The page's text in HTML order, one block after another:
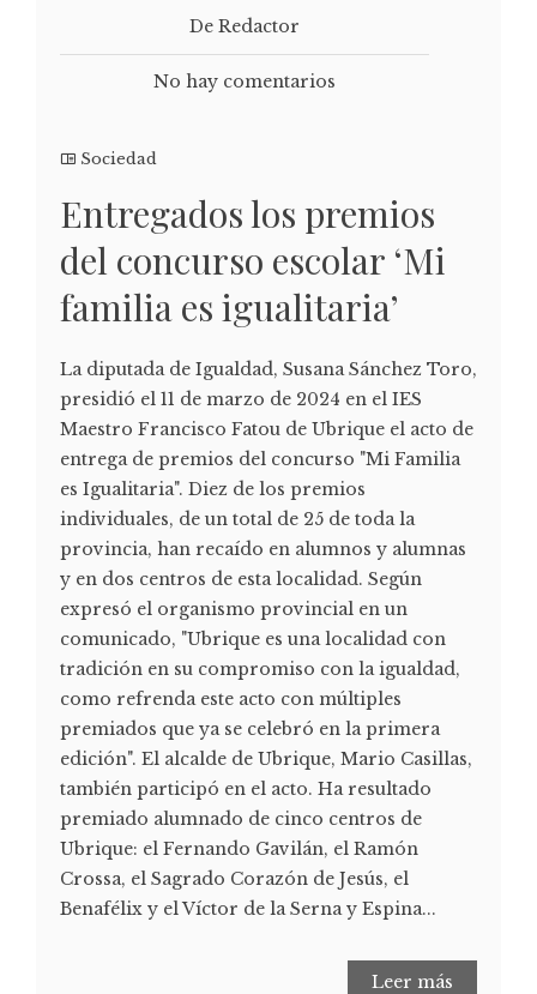
De Redactor
No hay comentarios
Sociedad
Entregados los premios
del concurso escolar ‘Mi
familia es igualitaria’
La diputada de Igualdad, Susana Sánchez Toro,
presidió el 11 de marzo de 2024 en el IES
Maestro Francisco Fatou de Ubrique el acto de
entrega de premios del concurso "Mi Familia
es Igualitaria". Diez de los premios
individuales, de un total de 25 de toda la
provincia, han recaído en alumnos y alumnas
y en dos centros de esta localidad. Según
expresó el organismo provincial en un
comunicado, "Ubrique es una localidad con
tradición en su compromiso con la igualdad,
como refrenda este acto con múltiples
premiados que ya se celebró en la primera
edición". El alcalde de Ubrique, Mario Casillas,
también participó en el acto. Ha resultado
premiado alumnado de cinco centros de
Ubrique: el Fernando Gavilán, el Ramón
Crossa, el Sagrado Corazón de Jesús, el
Benafélix y el Víctor de la Serna y Espina...
Leer más